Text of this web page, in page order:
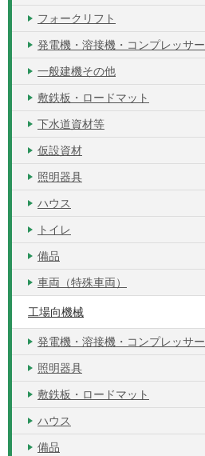
フォークリフト
発電機・溶接機・コンプレッサー
一般建機その他
敷鉄板・ロードマット
下水道資材等
仮設資材
照明器具
ハウス
トイレ
備品
車両（特殊車両）
工場向機械
発電機・溶接機・コンプレッサー
照明器具
敷鉄板・ロードマット
ハウス
備品